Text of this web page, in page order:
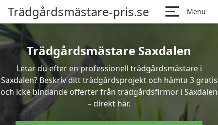
Trädgårdsmästare-pris.se Menu
Trädgårdsmästare Saxdalen
Letar du efter en professionell trädgårdsmästare i
Saxdalen? Beskriv ditt trädgårdsprojekt och hämta 3 gratis
och icke bindande offerter från trädgårdsfirmor i Saxdalen
– direkt här.